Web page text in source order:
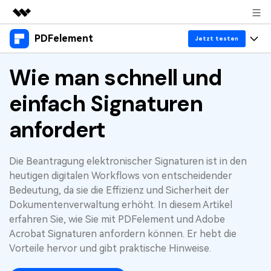
Top-Produkte
Dienstprogramme
Business
Überblick
Lösungen
Über uns
Presseraum
Shop
Support
PDFelement Jetzt testen
Produkte
Desktop
PDFelement für Windows
Mobile App
PDFelement für iPhone/iPad
PDFelement für Android
Cloud
Lösungen
Benutzer im Bildungswesen
PDF kommentieren
PDF erstellen
PDF kombinieren
PDF drucken
Ressourcen
Heiße Themen
Top PDF-Software
How-Tos
Mac-Software
OCR PDF Tipps
Business
KMU von 1-10p
10p+ Unternehmen
Jetzt kaufen
Wie man schnell und
einfach Signaturen
anfordert
Die Beantragung elektronischer Signaturen ist in den
heutigen digitalen Workflows von entscheidender
Bedeutung, da sie die Effizienz und Sicherheit der
Dokumentenverwaltung erhöht. In diesem Artikel
erfahren Sie, wie Sie mit PDFelement und Adobe
Acrobat Signaturen anfordern können. Er hebt die
Vorteile hervor und gibt praktische Hinweise.